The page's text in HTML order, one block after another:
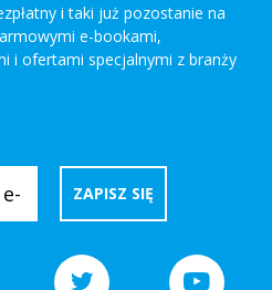
i taki już pozostanie na
e-bookami,
i ofertami specjalnymi z branży